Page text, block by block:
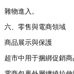
雜物進入。
六、零售與電商領域
商品展示與保護
超市中用于捆綁促銷